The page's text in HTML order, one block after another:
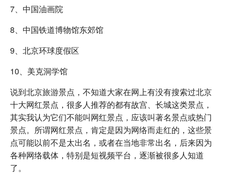
7、中国油画院
8、中国铁道博物馆东郊馆
9、北京环球度假区
10、美克洞学馆
说到北京旅游景点，不知道大家在网上有没有搜索过北京
十大网红景点，很多人推荐的都有故宫、长城这类景点，
其实我认为它们不能叫网红景点，应该叫著名景点或热门
景点。所谓网红景点，肯定是因为网络而走红的，这些景
点可能以前不是太出名，或者在当地非常出名，后来因为
各种网络载体，特别是短视频平台，逐渐被很多人知道
了。